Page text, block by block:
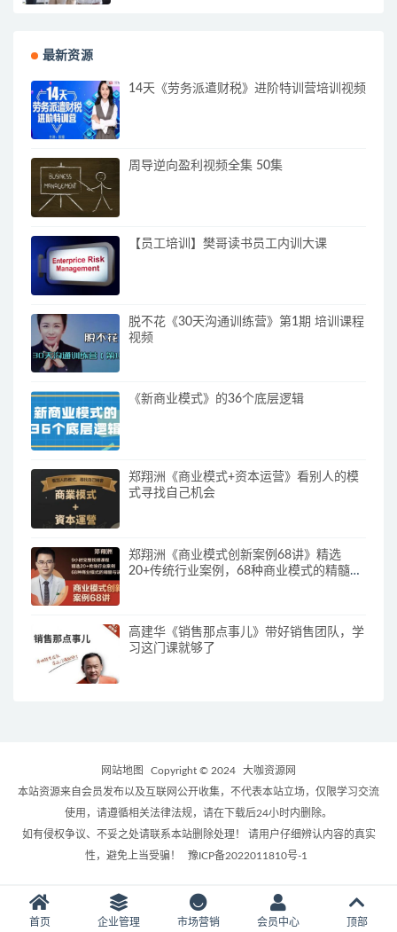
最新资源
14天《劳务派遣财税》进阶特训营培训视频
周导逆向盈利视频全集 50集
【员工培训】樊哥读书员工内训大课
脱不花《30天沟通训练营》第1期 培训课程
视频
《新商业模式》的36个底层逻辑
郑翔洲《商业模式+资本运营》看别人的模
式寻找自己机会
郑翔洲《商业模式创新案例68讲》精选
20+传统行业案例，68种商业模式的精髓与
高建华《销售那点事儿》带好销售团队，学
习这门课就够了
网站地图 Copyright © 2024
大咖资源网
本站资源来自会员发布以及互联网公开收集，不代表本站立场，仅限学习交流
使用，请遵循相关法律法规，请在下载后24小时内删除。
如有侵权争议、不妥之处请联系本站删除处理！ 请用户仔细辨认内容的真实
性，避免上当受骗！
豫ICP备2022011810号-1
首页 企业管理 市场营销 会员中心 顶部